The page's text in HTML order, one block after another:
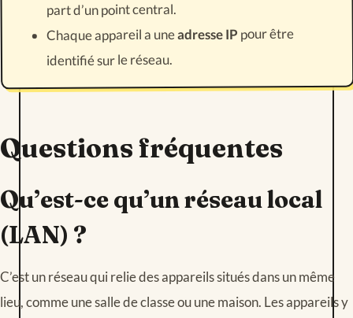
part d’un point central.
Chaque appareil a uneadresse IP pour être
identifié sur le réseau.
Questions fréquentes
Qu’est-ce qu’un réseau local
(LAN) ?
C’est un réseau qui relie des appareils situés dans un même
lieu, comme une salle de classe ou une maison. Les appareils y